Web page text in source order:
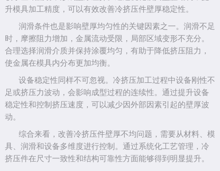
升模具加工精度，可以有效改善冷挤压件壁厚稳定性。
润滑条件也是影响壁厚均匀性的关键因素之一。润滑不足
时，摩擦阻力增加，金属流动受限，局部区域变形不充分。
合理选择润滑介质并保持涂覆均匀，有助于降低挤压阻力，
使金属在模具内分布更加均衡。
设备稳定性同样不可忽视。冷挤压加工过程中设备刚性不
足或挤压力波动，会影响成型过程的连续性。通过提升设备
稳定性和控制挤压速度，可以减少因外部因素引起的壁厚波
动。
综合来看，改善冷挤压件壁厚不均问题，需要从材料、模
具、润滑和设备多维度进行控制。通过系统化工艺管理，冷
挤压件在尺寸一致性和结构可靠性方面能够得到明显提升。